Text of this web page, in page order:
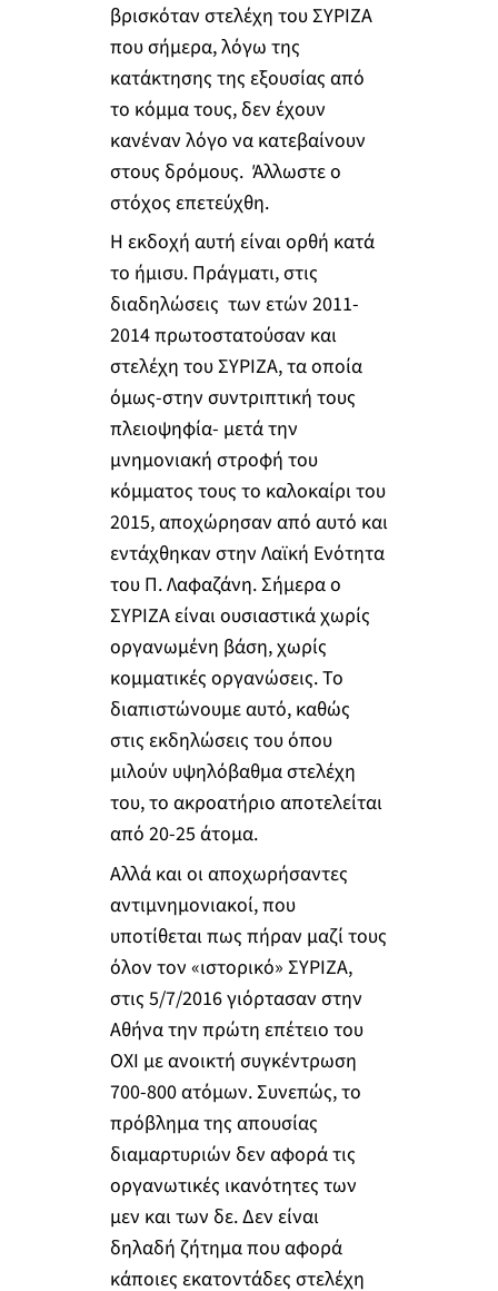
βρισκόταν στελέχη του ΣΥΡΙΖΑ
που σήμερα, λόγω της
κατάκτησης της εξουσίας από
το κόμμα τους, δεν έχουν
κανέναν λόγο να κατεβαίνουν
στους δρόμους. Άλλωστε ο
στόχος επετεύχθη.
Η εκδοχή αυτή είναι ορθή κατά
το ήμισυ. Πράγματι, στις
διαδηλώσεις των ετών 2011-
2014 πρωτοστατούσαν και
στελέχη του ΣΥΡΙΖΑ, τα οποία
όμως-στην συντριπτική τους
πλειοψηφία- μετά την
μνημονιακή στροφή του
κόμματος τους το καλοκαίρι του
2015, αποχώρησαν από αυτό και
εντάχθηκαν στην Λαϊκή Ενότητα
του Π. Λαφαζάνη. Σήμερα ο
ΣΥΡΙΖΑ είναι ουσιαστικά χωρίς
οργανωμένη βάση, χωρίς
κομματικές οργανώσεις. Το
διαπιστώνουμε αυτό, καθώς
στις εκδηλώσεις του όπου
μιλούν υψηλόβαθμα στελέχη
του, το ακροατήριο αποτελείται
από 20-25 άτομα.
Αλλά και οι αποχωρήσαντες
αντιμνημονιακοί, που
υποτίθεται πως πήραν μαζί τους
όλον τον «ιστορικό» ΣΥΡΙΖΑ,
στις 5/7/2016 γιόρτασαν στην
Αθήνα την πρώτη επέτειο του
ΟΧΙ με ανοικτή συγκέντρωση
700-800 ατόμων. Συνεπώς, το
πρόβλημα της απουσίας
διαμαρτυριών δεν αφορά τις
οργανωτικές ικανότητες των
μεν και των δε. Δεν είναι
δηλαδή ζήτημα που αφορά
κάποιες εκατοντάδες στελέχη